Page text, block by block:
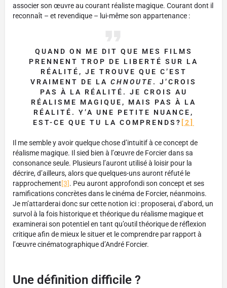
associer son œuvre au courant réaliste magique. Courant dont il
reconnaît – et revendique – lui-même son appartenance :
QUAND ON ME DIT QUE MES FILMS
PRENNENT TROP DE LIBERTÉ SUR LA
RÉALITÉ, JE TROUVE QUE C’EST
VRAIMENT DE LA CHNOUTE. J’CROIS
PAS À LA RÉALITÉ. JE CROIS AU
RÉALISME MAGIQUE, MAIS PAS À LA
RÉALITÉ. Y’A UNE PETITE NUANCE,
EST-CE QUE TU LA COMPRENDS? [2]
Il me semble y avoir quelque chose d’intuitif à ce concept de
réalisme magique. Il sied bien à l’œuvre de Forcier dans sa
consonance seule. Plusieurs l’auront utilisé à loisir pour la
décrire, d’ailleurs, alors que quelques-uns auront réfuté le
rapprochement[3]. Peu auront approfondi son concept et ses
ramifications concrètes dans le cinéma de Forcier, néanmoins.
Je m’attarderai donc sur cette notion ici : proposerai, d’abord, un
survol à la fois historique et théorique du réalisme magique et
examinerai son potentiel en tant qu’outil théorique de réflexion
critique afin de mieux le situer et le comprendre par rapport à
l’œuvre cinématographique d’André Forcier.
Une définition difficile ?